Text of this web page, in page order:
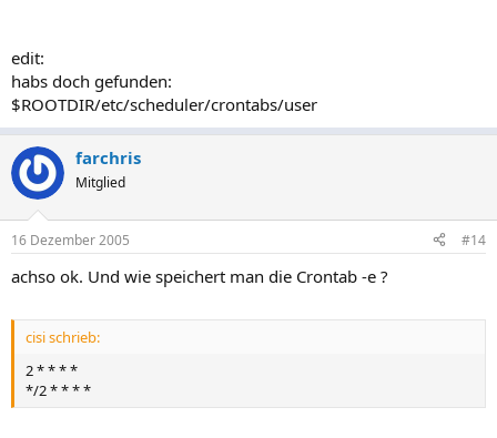
edit:
habs doch gefunden:
$ROOTDIR/etc/scheduler/crontabs/user
farchris
Mitglied
16 Dezember 2005 #14
achso ok. Und wie speichert man die Crontab -e ?
cisi schrieb:
2 * * * *
*/2 * * * *